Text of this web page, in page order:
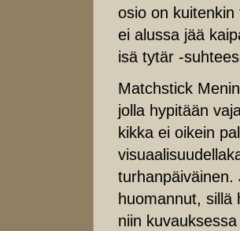
osio on
ei alussa jää
isä tytär -
Matchstick
jolla hypitään
kikka ei oikein
turhanpäiväinen.
huomannut, sillä
niin